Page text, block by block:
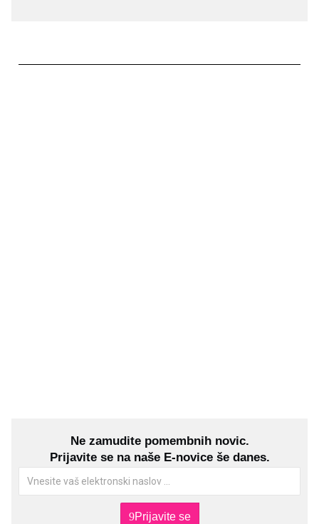
Ne zamudite pomembnih novic.
Prijavite se na naše E-novice še danes.
Prijavite se